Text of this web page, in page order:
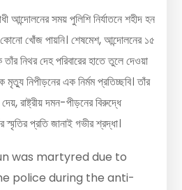
আন্দোলনের সময় পুলিশি নির্যাতনে শহীদ হন
কোনো খোঁজ পায়নি। শেষমেশ, আন্দোলনের ১৫
নিথর দেহ পরিবারের হাতে তুলে দেওয়া
মৃত্যু নিপীড়নের এক নির্মম প্রতিচ্ছবি। তাঁর
রাষ্ট্রীয় দমন-পীড়নের বিরুদ্ধে
প্রতি জানাই গভীর শ্রদ্ধা।
was martyred due to
police during the anti-